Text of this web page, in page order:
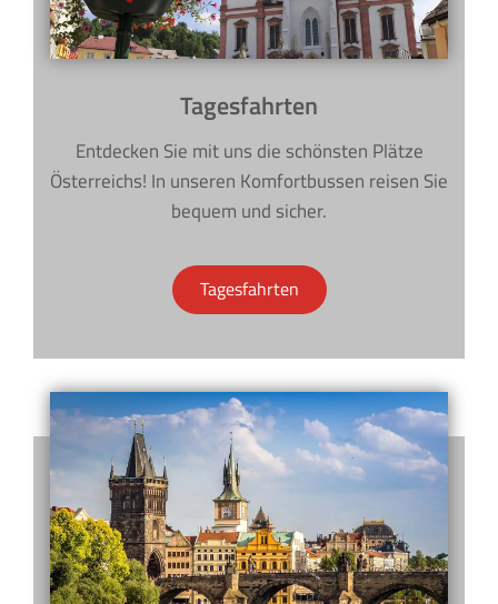
Tagesfahrten
Entdecken Sie mit uns die schönsten Plätze
Österreichs! In unseren Komfortbussen reisen Sie
bequem und sicher.
Tagesfahrten